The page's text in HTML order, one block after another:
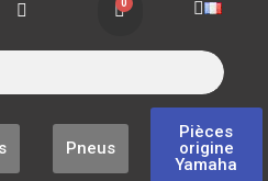
Pièces
origine
Yamaha
Pneus